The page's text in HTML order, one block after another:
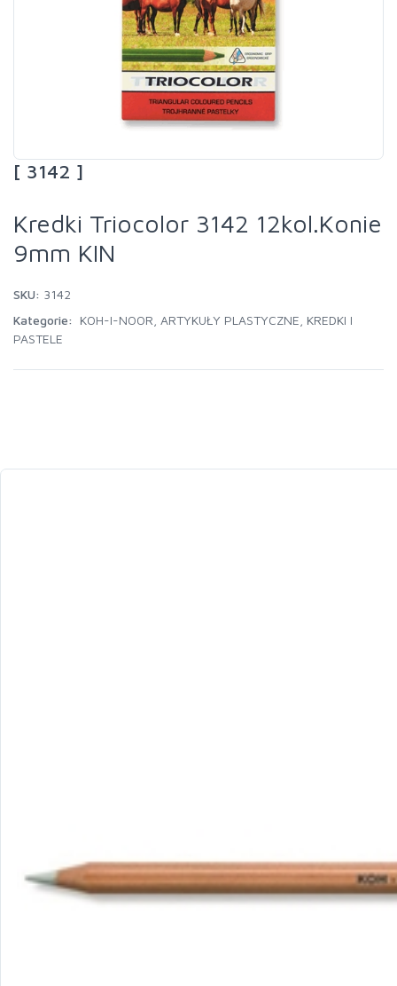
[ 3142 ]
Kredki Triocolor 3142 12kol.Konie
9mm KIN
SKU: 3142
Kategorie:
KOH-I-NOOR ARTYKUŁY PLASTYCZNE KREDKI I
PASTELE